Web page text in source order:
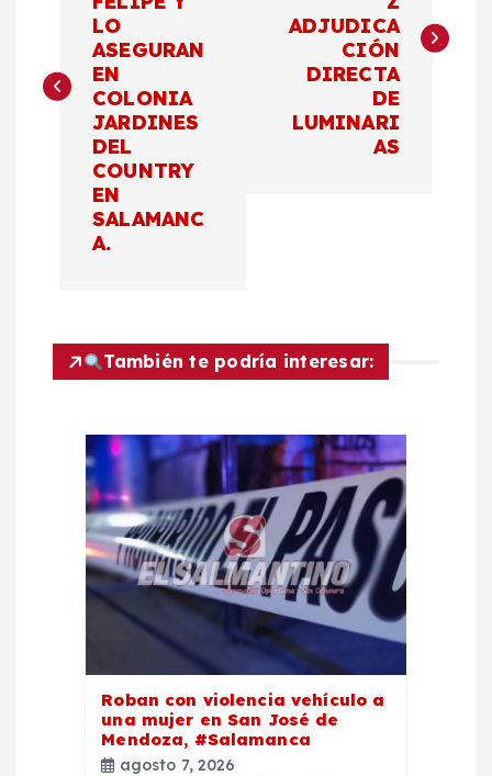
e
ó
n
LO
ASEGURAN
EN
COLONIA
JARDINES
DEL
COUNTRY
EN
SALAMANC
A.
ADJUDICA
CIÓN
DIRECTA
DE
LUMINARI
AS
También te podría interesar:
Roban con violencia vehículo a
una mujer en San José de
Mendoza, #Salamanca
agosto 7, 2026